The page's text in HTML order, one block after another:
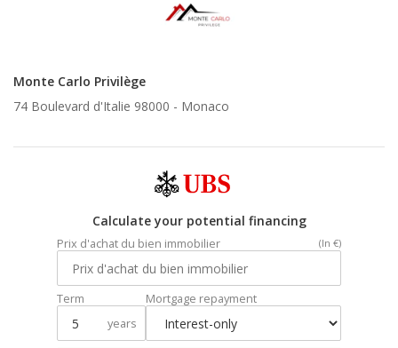
Monte Carlo Privilège
74 Boulevard d'Italie 98000 - Monaco
Calculate your potential financing
Prix d'achat du bien immobilier (In €)
Term
years
Mortgage repayment